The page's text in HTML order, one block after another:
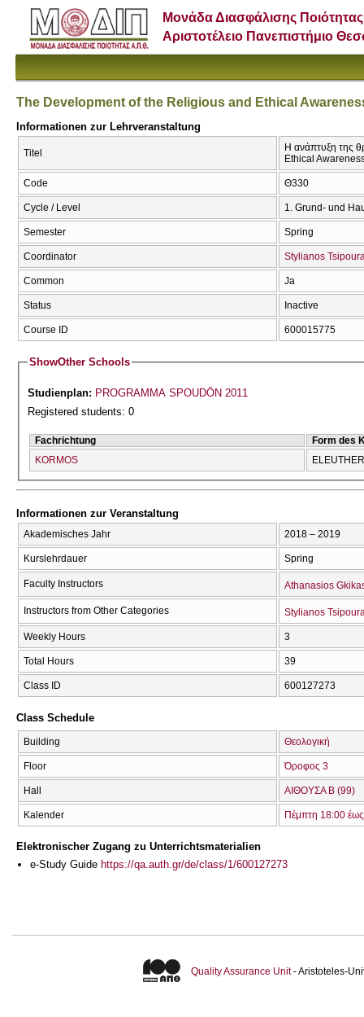
Μονάδα Διασφάλισης Ποιότητας
Αριστοτέλειο Πανεπιστήμιο
The Development of the Religious and Ethical
Informationen zur Lehrveranstaltung
Titel
Η ανάπτυξη της
Ethical
Code Θ330
Cycle / Level 1. Grund- und
Semester Spring
Coordinator Stylianos
Common Ja
Status Inactive
Course ID 600015775
ShowOther Schools
Studienplan: PROGRAMMA SPOUDŌN 2011
Registered students: 0
Fachrichtung
Form des
KORMOS
Informationen zur Veranstaltung
Akademisches Jahr 2018 – 2019
Kurslehrdauer Spring
Faculty Instructors Athanasios
Instructors from Other Categories Stylianos
Weekly Hours 3
Total Hours 39
Class ID 600127273
Class Schedule
Building Θεολογική
Floor Όροφος 3
Hall ΑΙΘΟΥΣΑ B (99)
Kalender Πέμπτη 18:00
Elektronischer Zugang zu Unterrichtsmaterialien
e-Study Guide https://qa.auth.gr/de/class/1/600127273
Quality Assurance Unit- Aristoteles-